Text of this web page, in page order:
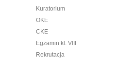
Kuratorium
OKE
CKE
Egzamin kl. VIII
Rekrutacja